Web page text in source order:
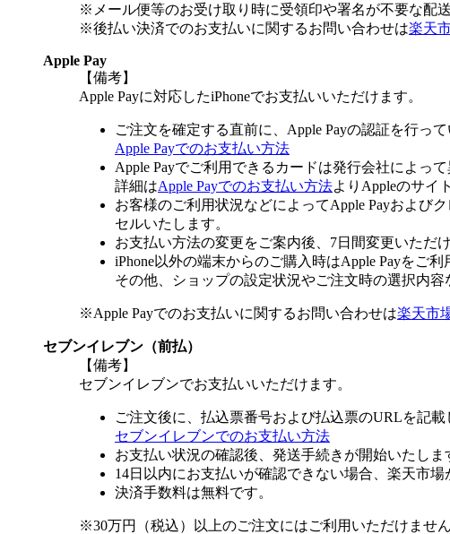
※メール便等のお受け取り時に受領印や署名が不要な配
※後払い決済でのお支払いに関するお問い合わせは楽天
Apple Pay
【備考】
Apple Payに対応したiPhoneでお支払いいただけます。
ご注文を確定する直前に、Apple Payの認証を行って
Apple Payでのお支払い方法
Apple Payでご利用できるカードは発行会社によって
詳細はApple Payでのお支払い方法よりAppleのサイ
お客様のご利用状況などによってApple Payおよび
セルいたします。
お支払い方法の変更をご案内後、7日間変更いただ
iPhone以外の端末からのご購入時はApple Payをご利
その他、ショップの設定状況やご注文時の選択内容
※Apple Payでのお支払いに関するお問い合わせは楽天市
セブンイレブン（前払）
【備考】
セブンイレブンでお支払いいただけます。
ご注文後に、払込票番号および払込票のURLを記
セブンイレブンでのお支払い方法
お支払い状況の確認後、発送手続きが開始いたし
14日以内にお支払いが確認できない場合、楽天市
決済手数料は無料です。
※30万円（税込）以上のご注文にはご利用いただけません